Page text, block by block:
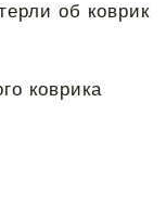
об коврик
коврика